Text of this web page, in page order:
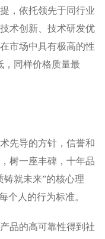
，依托领先于同行业
术创新、技术研发优
市场中具有极高的性
，同样价格质量最
先导的方针，信誉和
树一座丰碑，十年品
铸就未来”的核心理
个人的行为标准。
品的高可靠性得到社